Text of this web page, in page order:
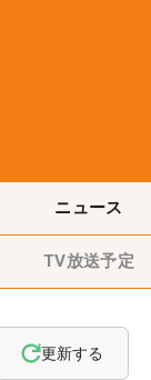
ニュース
TV放送予定
更新する